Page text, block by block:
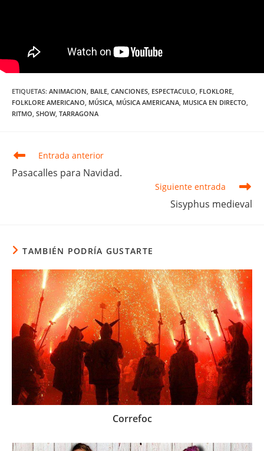
ETIQUETAS: ANIMACION, BAILE, CANCIONES, ESPECTACULO, FLOKLORE,
FOLKLORE AMERICANO, MÚSICA, MÚSICA AMERICANA, MUSICA EN DIRECTO,
RITMO, SHOW, TARRAGONA
Leer
artículos
Entrada anterior
Pasacalles para Navidad.
Siguiente entrada
Sisyphus medieval
TAMBIÉN PODRÍA GUSTARTE
Correfoc